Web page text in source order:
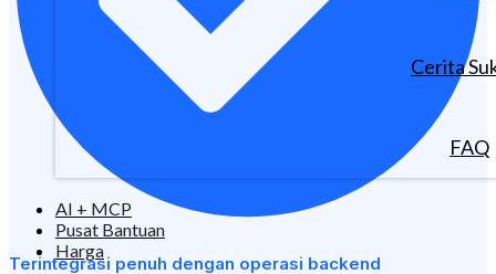
Cerita
FAQ
AI + MCP
Pusat Bantuan
Harga
Terintegrasi penuh dengan operasi backend